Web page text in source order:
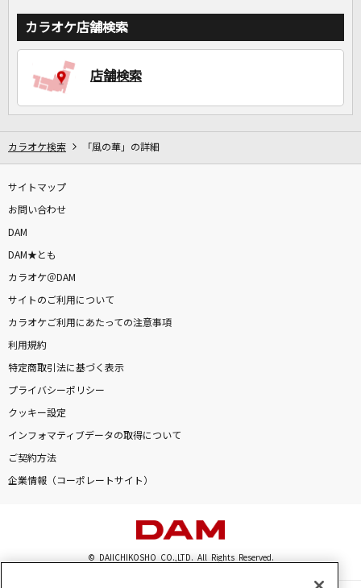
カラオケ店舗検索
店舗検索
カラオケ検索 「風の華」の詳細
サイトマップ
お問い合わせ
DAM
DAM★とも
カラオケ＠DAM
サイトのご利用について
カラオケご利用にあたっての注意事項
利用規約
特定商取引法に基づく表示
プライバシーポリシー
クッキー設定
インフォマティブデータの取得について
ご契約方法
企業情報（コーポレートサイト）
© DAIICHIKOSHO CO.,LTD. All Rights Reserved.